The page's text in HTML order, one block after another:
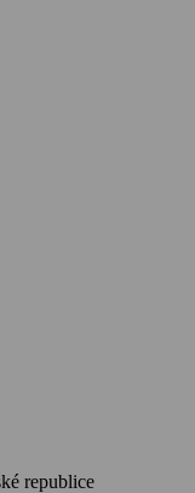
republice